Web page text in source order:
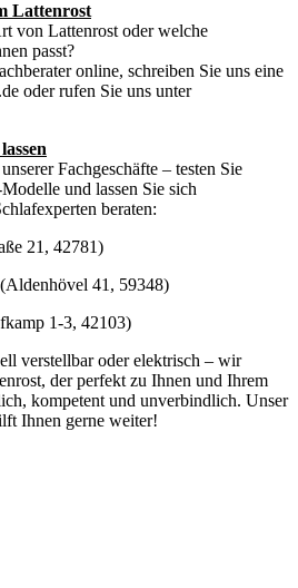
Lattenrost
von Lattenrost oder welche
passt?
online, schreiben Sie uns eine
oder rufen Sie uns unter
Fachgeschäfte – testen Sie
und lassen Sie sich
beraten:
21, 42781)
41, 59348)
1-3, 42103)
verstellbar oder elektrisch – wir
der perfekt zu Ihnen und Ihrem
kompetent und unverbindlich. Unser
Ihnen gerne weiter!